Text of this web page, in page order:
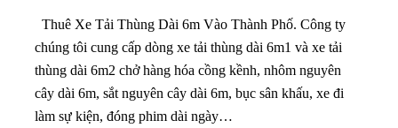
Thuê Xe Tải Thùng Dài 6m Vào Thành Phố. Công ty
chúng tôi cung cấp dòng xe tải thùng dài 6m1 và xe tải
thùng dài 6m2 chở hàng hóa cồng kềnh, nhôm nguyên
cây dài 6m, sắt nguyên cây dài 6m, bục sân khấu, xe đi
làm sự kiện, đóng phim dài ngày…